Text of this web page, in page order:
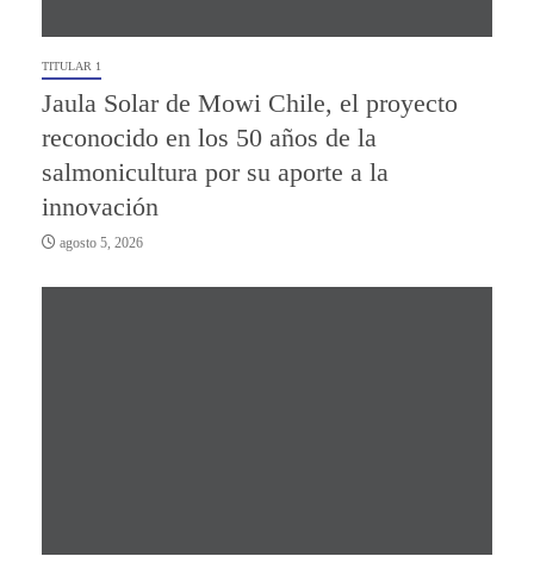
TITULAR 1
Jaula Solar de Mowi Chile, el proyecto
reconocido en los 50 años de la
salmonicultura por su aporte a la
innovación
agosto 5, 2026